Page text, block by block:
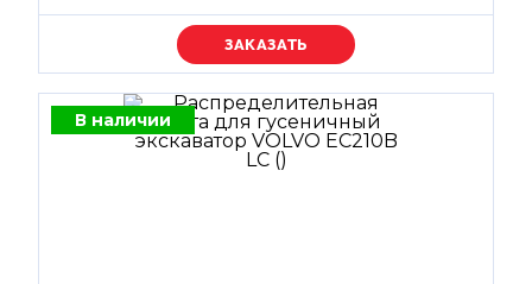
Уточняйте цену
В наличии